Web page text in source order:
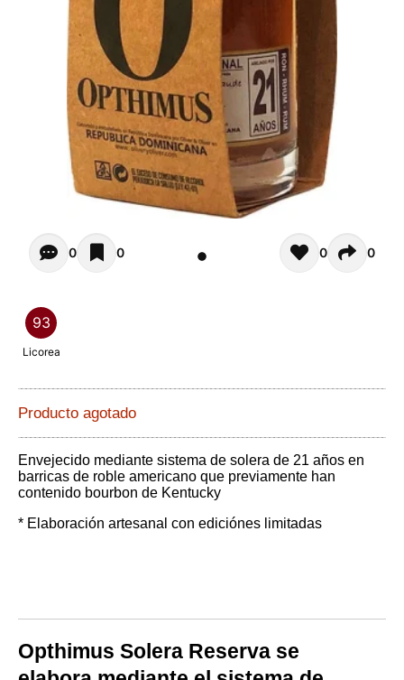
Opiniones de clientes - Actualmente no hay
0 0 0 0
93
Licorea
Producto agotado
Envejecido mediante sistema de solera de 21 años en
barricas de roble americano que previamente han
contenido bourbon de Kentucky
* Elaboración artesanal con ediciónes limitadas
Opthimus Solera Reserva se